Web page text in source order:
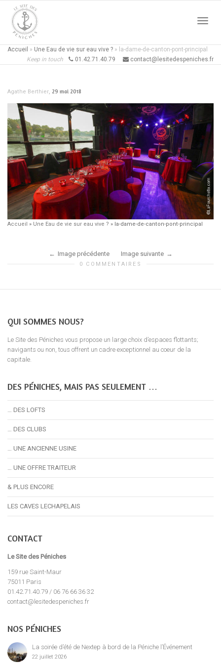
Accueil » Une Eau de vie sur eau vive ? » la-dame-de-canton-pont-principal
Keep in touch
01.42.71.40.79 contact@lesitedespeniches.fr
Agathe Berthier, 29 mai 2018
Accueil » Une Eau de vie sur eau vive ? » la-dame-de-canton-pont-principal
Image précédente Image suivante
0 COMMENTAIRES
QUI SOMMES NOUS?
Le Site des Péniches vous propose un large choix d’espaces flottants;
navigants ou non, tous offrent un cadre exceptionnel au coeur de la
capitale.
DES PÉNICHES, MAIS PAS SEULEMENT …
… DES LOFTS
… DES CLUBS
… UNE ANCIENNE USINE
… UNE OFFRE TRAITEUR
& PLUS ENCORE
LES CAVES LECHAPELAIS
CONTACT
Le Site des Péniches
159 rue Saint-Maur
75011 Paris
01.42.71.40.79 / 06 76 66 36 32
contact@lesitedespeniches.fr
NOS PÉNICHES
La soirée d’été de Nextep à bord de la Péniche l’Événement
22 juillet 2026